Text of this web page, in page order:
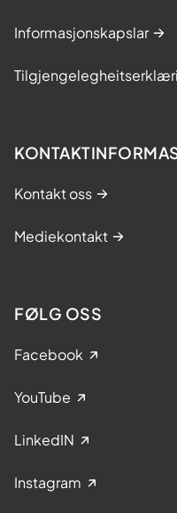
Informasjonskapslar
Kontakt oss
Mediekontakt
FØLG OSS
Facebook
YouTube
LinkedIN
Instagram